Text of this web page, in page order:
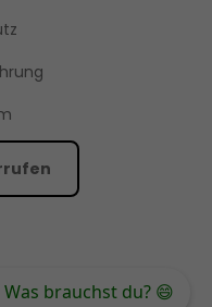
Was brauchst du? 😄